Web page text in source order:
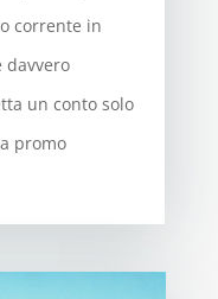
corrente in
davvero
un conto solo
promo